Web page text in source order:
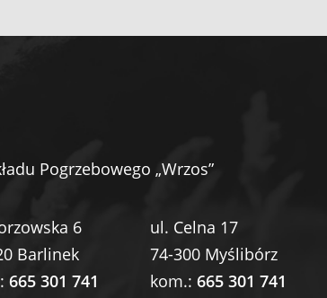
Pogrzebowego „Wrzos”
6
Barlinek
665 301 741
ul. Celna 17
74-300 Myślibórz
kom.:665 301 741